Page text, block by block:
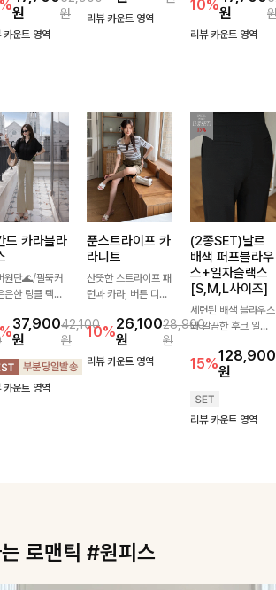
색감으로 더욱
보이는 효과를
원
원
카운트 영역
가벼운 소재와 여유로
리뷰 카운트 영역
츠 🤍 깔끔한 허리 디
테일과 편안한 착용감
10%원
리뷰 카운트 영역
드 카라블라
원단🌊/팔뚝커
은한 링클 텍스
나 내추럴하면서
련된 무드를 연
는 블라우스-
룩부터 출근룩
다양하게 활용하
37,900
원
42,100
원
카운트 영역
푼스트라이프 카
라니트
산뜻한 스트라이프 패
턴과 카라, 버튼 디테
면서도 세련된 무드를
완성해주는 니트 🤍
부드럽고 가벼운 착용
10%26,100
원
28,900
원
리뷰 카운트 영역
(2종SET)날르
배색 퍼프블라우
스+일자슬랙스
[S,M,L사이즈]
세련된 배색 블라우스
와 깔끔한 후크 일자
세트입니다. 허리 라
인을 자연스럽게 살려
일자핏 슬랙스가 만나
단정하면서도 고급스
15%128,900
원
리뷰 카운트 영역
로맨틱 #원피스